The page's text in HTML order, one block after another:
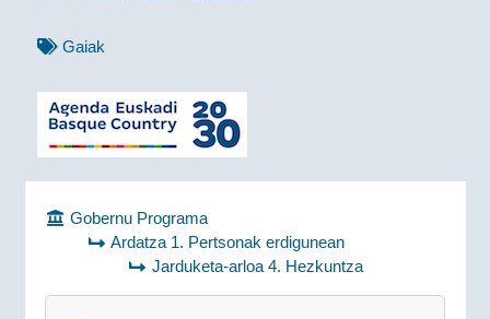
Gaiak
Gobernu Programa
Ardatza 1. Pertsonak erdigunean
Jarduketa-arloa 4. Hezkuntza